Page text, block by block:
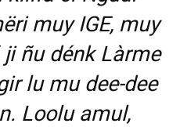
muy IGE, muy
ñu dénk Làrme
lu mu dee-dee
Loolu amul,